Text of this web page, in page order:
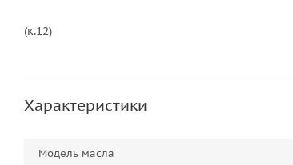
(к.12)
Характеристики
Модель масла